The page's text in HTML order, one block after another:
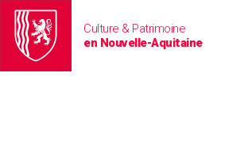
Culture & Patrimoine
en Nouvelle-Aquitaine